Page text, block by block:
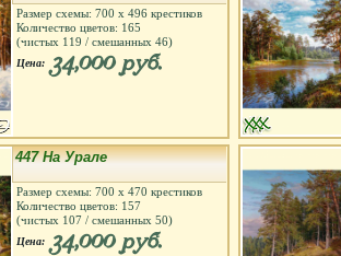
Размер схемы: 700 х 496 крестиков
Количество цветов: 165
(чистых 119 / смешанных 46)
Цена: 34,000 руб.
447 На Урале
Размер схемы: 700 х 470 крестиков
Количество цветов: 157
(чистых 107 / смешанных 50)
Цена: 34,000 руб.